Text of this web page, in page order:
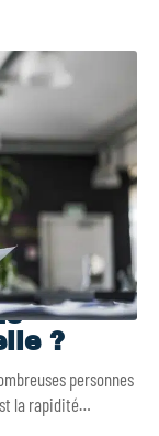
?
personnes
la rapidité…